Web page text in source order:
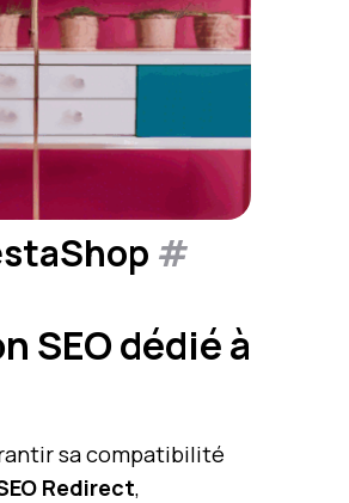
#
SEO dédié à
sa compatibilité
Redirect,